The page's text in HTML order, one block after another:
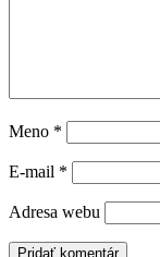
Meno *
E-mail *
Adresa webu